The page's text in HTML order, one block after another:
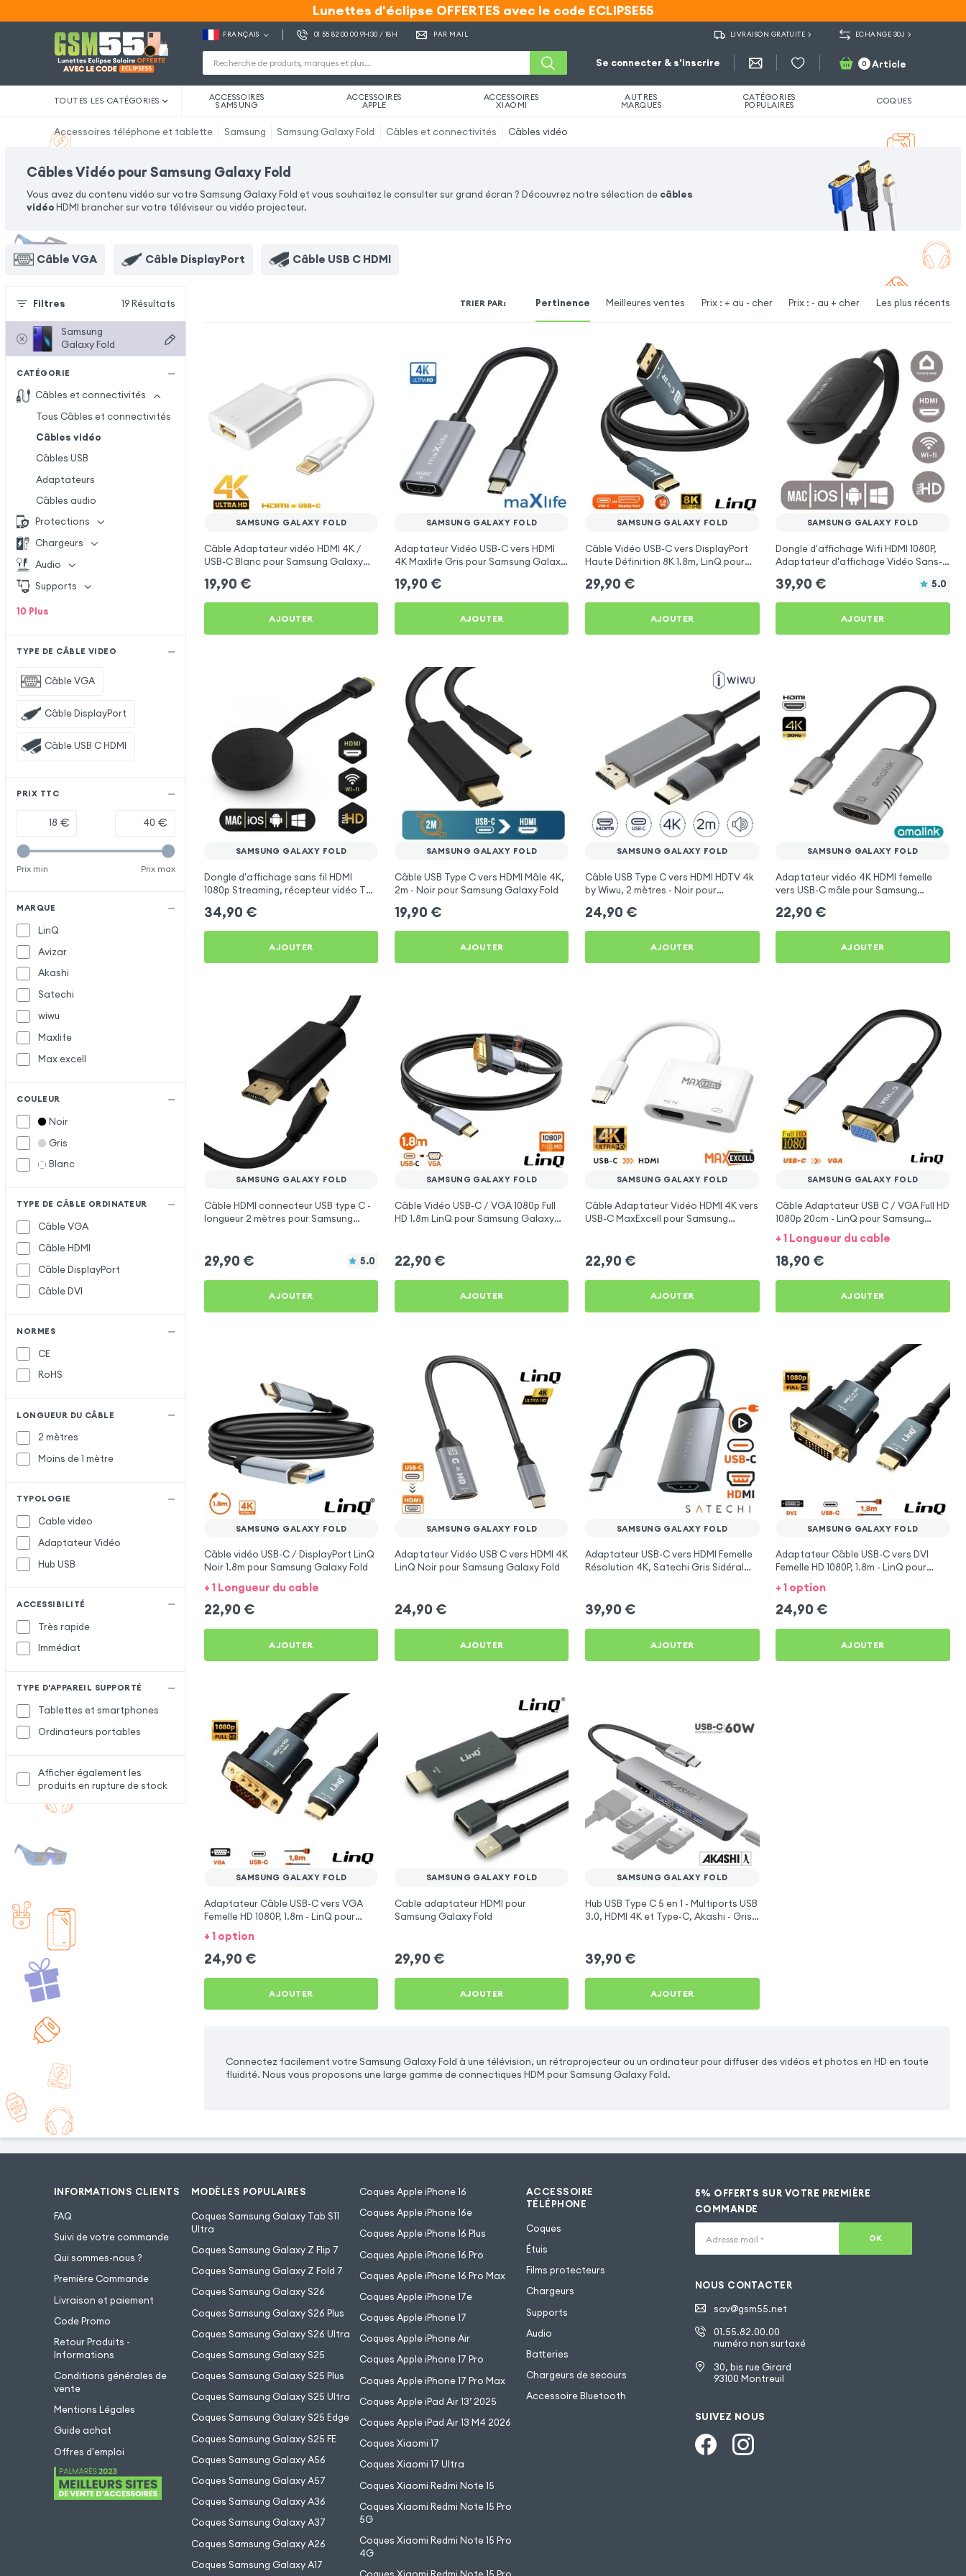
Lunettes d'éclipse OFFERTES avec le code ECLIPSE55
Lunettes d'éclipse OFFERTES avec le code ECLIPSE55
FRANÇAIS 01 55 82 00 00 9H30 / 18H PAR MAIL LIVRAISON GRATUITE ECHANGE 30J
Se connecter & s'inscrire 0 Article
TOUTES LES CATÉGORIES ACCESSOIRES
SAMSUNG
ACCESSOIRES
APPLE
ACCESSOIRES
XIAOMI
AUTRES
MARQUES
CATÉGORIES
POPULAIRES COQUES
Accessoires téléphone et tablette Samsung Samsung Galaxy Fold Câbles et connectivités Câbles vidéo
Câbles Vidéo pour Samsung Galaxy Fold
Vous avez du contenu vidéo sur votre Samsung Galaxy Fold et vous souhaitez le consulter sur grand écran ? Découvrez notre sélection de câbles
vidéoHDMI brancher sur votre téléviseur ou vidéo projecteur.
Câble VGA Câble DisplayPort Câble USB C HDMI
Filtres 19 Résultats
Samsung
Galaxy Fold
CATÉGORIE
Câbles et connectivités
Tous Câbles et connectivités
Câbles vidéo
Câbles USB
Adaptateurs
Câbles audio
Protections
Chargeurs
Audio
Supports
10 Plus
TYPE DE CÂBLE VIDEO
Câble VGA
Câble DisplayPort
Câble USB C HDMI
PRIX TTC
€ €
Prix min Prix max
MARQUE
LinQ
Avizar
Akashi
Satechi
wiwu
Maxlife
Max excell
COULEUR
Noir
Gris
Blanc
TYPE DE CÂBLE ORDINATEUR
Câble VGA
Câble HDMI
Câble DisplayPort
Câble DVI
NORMES
CE
RoHS
LONGUEUR DU CÂBLE
2 mètres
Moins de 1 mètre
TYPOLOGIE
Cable video
Adaptateur Vidéo
Hub USB
ACCESSIBILITÉ
Très rapide
Immédiat
TYPE D'APPAREIL SUPPORTÉ
Tablettes et smartphones
Ordinateurs portables
Afficher également les
produits en rupture de stock
TRIER PAR: Pertinence Meilleures ventes Prix : + au - cher Prix : - au + cher Les plus récents
SAMSUNG GALAXY FOLD
Câble Adaptateur vidéo HDMI 4K /
USB-C Blanc pour Samsung Galaxy
19,90 €
AJOUTER
SAMSUNG GALAXY FOLD
Adaptateur Vidéo USB-C vers HDMI
4K Maxlife Gris pour Samsung Galaxy
19,90 €
AJOUTER
SAMSUNG GALAXY FOLD
Câble Vidéo USB-C vers DisplayPort
Haute Définition 8K 1.8m, LinQ pour
29,90 €
AJOUTER
SAMSUNG GALAXY FOLD
Dongle d'affichage Wifi HDMI 1080P,
Adaptateur d'affichage Vidéo Sans-
39,90 € 5.0
AJOUTER
SAMSUNG GALAXY FOLD
Dongle d'affichage sans fil HDMI
1080p Streaming, récepteur vidéo TV
pour Samsung Galaxy Fold
34,90 €
AJOUTER
SAMSUNG GALAXY FOLD
Câble USB Type C vers HDMI Mâle 4K,
2m - Noir pour Samsung Galaxy Fold
19,90 €
AJOUTER
SAMSUNG GALAXY FOLD
Câble USB Type C vers HDMI HDTV 4k
by Wiwu, 2 mètres - Noir pour
24,90 €
AJOUTER
SAMSUNG GALAXY FOLD
Adaptateur vidéo 4K HDMI femelle
vers USB-C mâle pour Samsung
22,90 €
AJOUTER
SAMSUNG GALAXY FOLD
Câble HDMI connecteur USB type C -
longueur 2 mètres pour Samsung
29,90 € 5.0
AJOUTER
SAMSUNG GALAXY FOLD
Câble Vidéo USB-C / VGA 1080p Full
HD 1.8m LinQ pour Samsung Galaxy
22,90 €
AJOUTER
SAMSUNG GALAXY FOLD
Câble Adaptateur Vidéo HDMI 4K vers
USB-C MaxExcell pour Samsung
22,90 €
AJOUTER
SAMSUNG GALAXY FOLD
Câble Adaptateur USB C / VGA Full HD
1080p 20cm - LinQ pour Samsung
Galaxy Fold
+ 1 Longueur du cable
18,90 €
AJOUTER
SAMSUNG GALAXY FOLD
Câble vidéo USB-C / DisplayPort LinQ
Noir 1.8m pour Samsung Galaxy Fold
+ 1 Longueur du cable
22,90 €
AJOUTER
SAMSUNG GALAXY FOLD
Adaptateur Vidéo USB C vers HDMI 4K
LinQ Noir pour Samsung Galaxy Fold
24,90 €
AJOUTER
SAMSUNG GALAXY FOLD
Adaptateur USB-C vers HDMI Femelle
Résolution 4K, Satechi Gris Sidéral
39,90 €
AJOUTER
SAMSUNG GALAXY FOLD
Adaptateur Câble USB-C vers DVI
Femelle HD 1080P, 1.8m - LinQ pour
Samsung Galaxy Fold
+ 1 option
24,90 €
AJOUTER
SAMSUNG GALAXY FOLD
Adaptateur Câble USB-C vers VGA
Femelle HD 1080P, 1.8m - LinQ pour
Samsung Galaxy Fold
+ 1 option
24,90 €
AJOUTER
SAMSUNG GALAXY FOLD
Cable adaptateur HDMI pour
Samsung Galaxy Fold
29,90 €
AJOUTER
SAMSUNG GALAXY FOLD
Hub USB Type C 5 en 1 - Multiports USB
3.0, HDMI 4K et Type-C, Akashi - Gris
39,90 €
AJOUTER
Connectez facilement votre Samsung Galaxy Fold à une télévision, un rétroprojecteur ou un ordinateur pour diffuser des vidéos et photos en HD en toute
fluidité. Nous vous proposons une large gamme de connectiques HDM pour Samsung Galaxy Fold.
INFORMATIONS CLIENTS
FAQ
Suivi de votre commande
Qui sommes-nous ?
Première Commande
Livraison et paiement
Code Promo
Retour Produits -
Informations
Conditions générales de
vente
Mentions Légales
Guide achat
Offres d'emploi
MODÈLES POPULAIRES
Coques Samsung Galaxy Tab S11
Ultra
Coques Samsung Galaxy Z Flip 7
Coques Samsung Galaxy Z Fold 7
Coques Samsung Galaxy S26
Coques Samsung Galaxy S26 Plus
Coques Samsung Galaxy S26 Ultra
Coques Samsung Galaxy S25
Coques Samsung Galaxy S25 Plus
Coques Samsung Galaxy S25 Ultra
Coques Samsung Galaxy S25 Edge
Coques Samsung Galaxy S25 FE
Coques Samsung Galaxy A56
Coques Samsung Galaxy A57
Coques Samsung Galaxy A36
Coques Samsung Galaxy A37
Coques Samsung Galaxy A26
Coques Samsung Galaxy A17
Coques Apple iPhone 16
Coques Apple iPhone 16e
Coques Apple iPhone 16 Plus
Coques Apple iPhone 16 Pro
Coques Apple iPhone 16 Pro Max
Coques Apple iPhone 17e
Coques Apple iPhone 17
Coques Apple iPhone Air
Coques Apple iPhone 17 Pro
Coques Apple iPhone 17 Pro Max
Coques Apple iPad Air 13’ 2025
Coques Apple iPad Air 13 M4 2026
Coques Xiaomi 17
Coques Xiaomi 17 Ultra
Coques Xiaomi Redmi Note 15
Coques Xiaomi Redmi Note 15 Pro
5G
Coques Xiaomi Redmi Note 15 Pro
4G
ACCESSOIRE
TÉLÉPHONE
Coques
Étuis
Films protecteurs
Chargeurs
Supports
Audio
Batteries
Chargeurs de secours
Accessoire Bluetooth
5% OFFERTS SUR VOTRE PREMIÈRE
COMMANDE
Adresse mail * OK
NOUS CONTACTER
sav@gsm55.net
01.55.82.00.00
numéro non surtaxé
30, bis rue Girard
93100 Montreuil
SUIVEZ NOUS